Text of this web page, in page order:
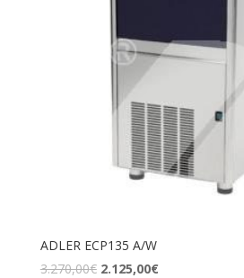
ADLER ECP135 A/W
3.270,00€ 2.125,00€